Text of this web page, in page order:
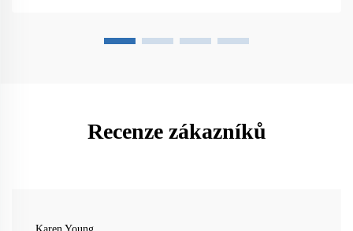
Recenze zákazníků